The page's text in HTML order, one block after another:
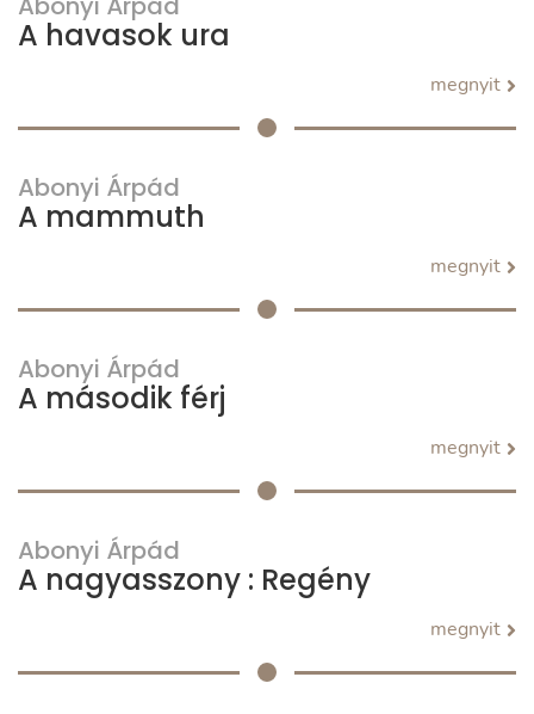
A havasok ura
megnyit
Abonyi Árpád
A mammuth
megnyit
Abonyi Árpád
A második férj
megnyit
Abonyi Árpád
A nagyasszony : Regény
megnyit